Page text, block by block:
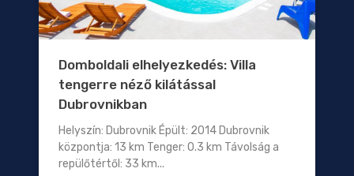
Domboldali elhelyezkedés: Villa
tengerre néző kilátással
Dubrovnikban
Helyszín: Dubrovnik Épült: 2014 Dubrovnik
központja: 13 km Tenger: 0.3 km Távolság a
repülőtértől: 33 km...